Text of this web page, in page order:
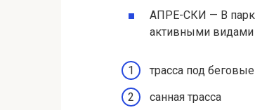
АПРЕ-СКИ — В
активными видами
трасса под
санная трасса